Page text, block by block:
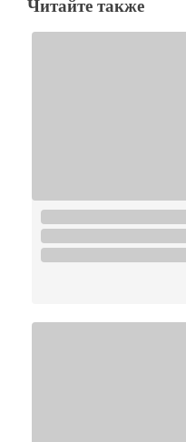
Читайте также